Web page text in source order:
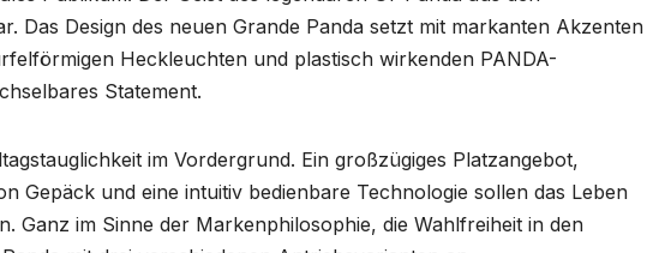
Das Design des neuen Grande Panda setzt mit markanten Akzenten
Heckleuchten und plastisch wirkenden PANDA-
Statement.
im Vordergrund. Ein großzügiges Platzangebot,
Gepäck und eine intuitiv bedienbare Technologie sollen das Leben
Ganz im Sinne der Markenphilosophie, die Wahlfreiheit in den